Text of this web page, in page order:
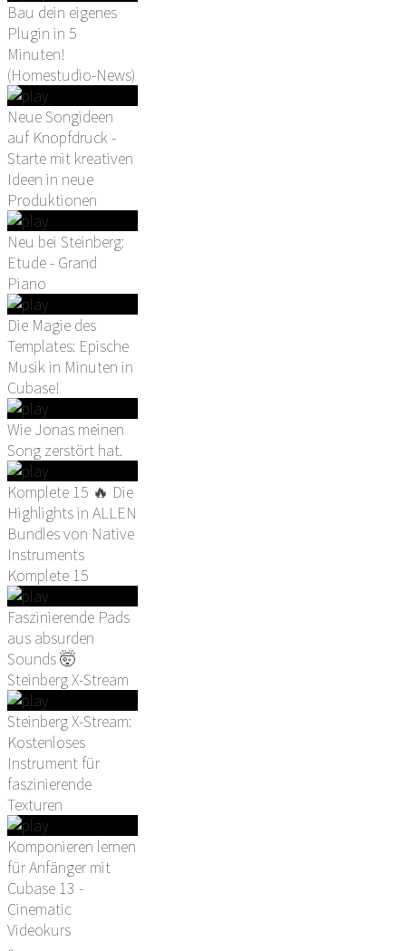
Bau dein eigenes
Plugin in 5
Minuten!
(Homestudio-News)
Neue Songideen
auf Knopfdruck -
Starte mit kreativen
Ideen in neue
Produktionen
Neu bei Steinberg:
Etude - Grand
Piano
Die Magie des
Templates: Epische
Musik in Minuten in
Cubase!
Wie Jonas meinen
Song zerstört hat.
Komplete 15 🔥 Die
Highlights in ALLEN
Bundles von Native
Instruments
Komplete 15
Faszinierende Pads
aus absurden
Sounds 🤯
Steinberg X-Stream
Steinberg X-Stream:
Kostenloses
Instrument für
faszinierende
Texturen
Komponieren lernen
für Anfänger mit
Cubase 13 -
Cinematic
Videokurs